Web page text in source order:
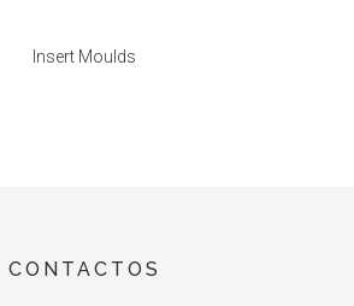
Insert Moulds
CONTACTOS